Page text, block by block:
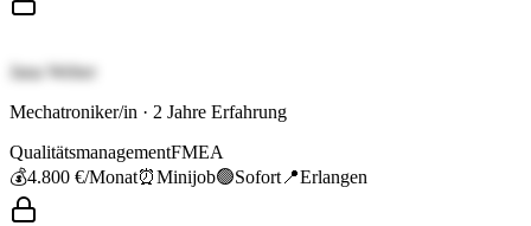
Jana Weber
Mechatroniker/in · 2 Jahre Erfahrung
QualitätsmanagementFMEA
💰4.800 €/Monat⏰Minijob🟢Sofort 📍Erlangen